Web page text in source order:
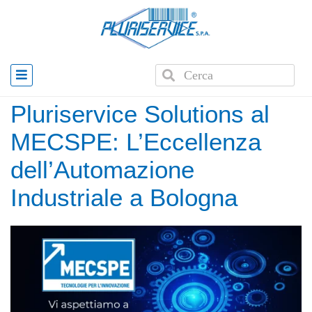
Home
Pluriservice Solutions al MECSPE:
L’Eccellenza dell’Automazione Industriale a Bologna
Pluriservice Solutions al
MECSPE: L’Eccellenza
dell’Automazione
Industriale a Bologna